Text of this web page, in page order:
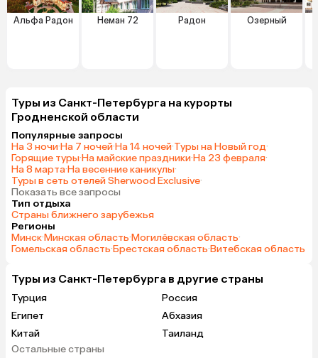
Альфа Радон Неман 72 Радон Озерный
Туры из Санкт-Петербурга на курорты
Гродненской области
Популярные запросы
На 3 ночи·На 7 ночей·На 14 ночей·Туры на Новый год·
Горящие туры·На майские праздники·На 23 февраля·
На 8 марта·На весенние каникулы·
Туры в сеть отелей Sherwood Exclusive·
Показать все запросы
Тип отдыха
Страны ближнего зарубежья
Регионы
Минск·Минская область·Могилёвская область·
Гомельская область·Брестская область·Витебская область
Туры из Санкт-Петербурга в другие страны
Турция
Россия
Египет
Абхазия
Китай
Таиланд
Вьетнам
Остальные страны